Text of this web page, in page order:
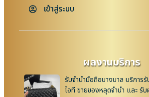
เข้าสู่ระบบ
ผลงานบริการ
รับจำนำมือถือบางบาล บริการ
ไอที ขายของหลุดจำนำ และ รั